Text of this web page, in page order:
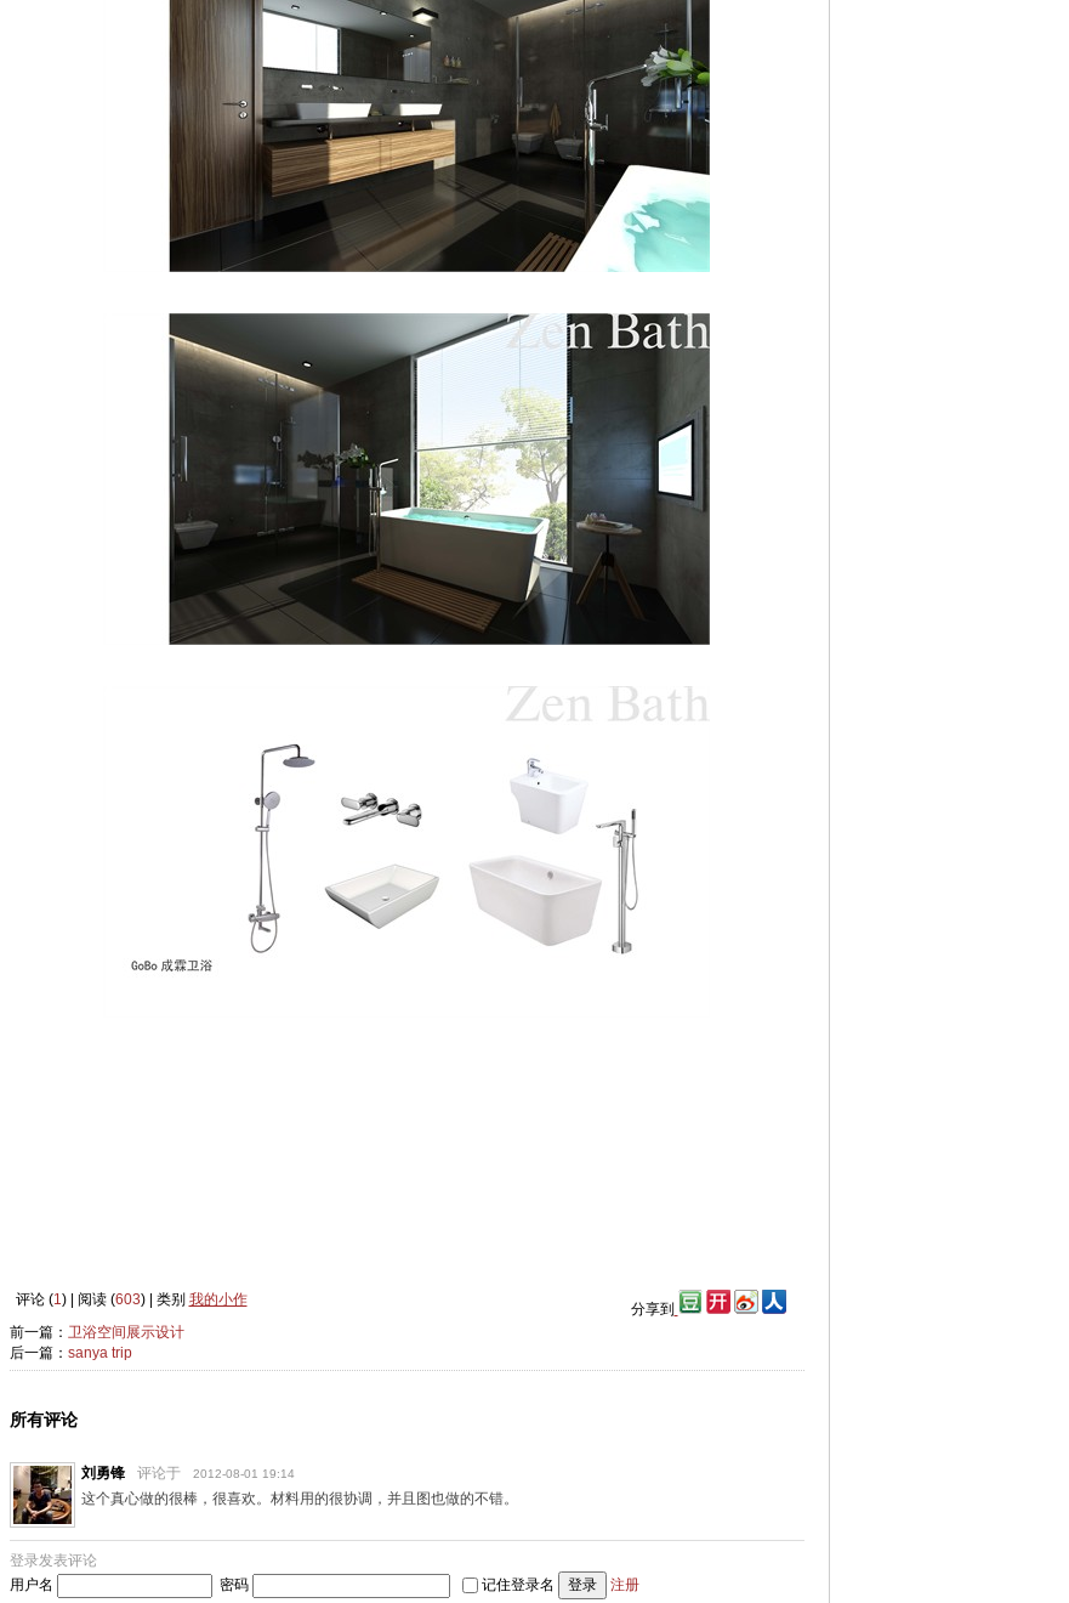
分享到
评论 (1) | 阅读 (603) | 类别 我的小作
前一篇： 卫浴空间展示设计
后一篇： sanya trip
所有评论
刘勇锋 评论于 2012-08-01 19:14
这个真心做的很棒，很喜欢。材料用的很协调，并且图也做的不错。
登录发表评论
用户名
密码 记住登录名 注册